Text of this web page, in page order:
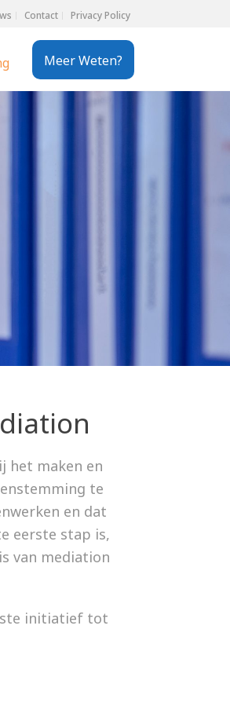
Contact Privacy Policy
Meer Weten?
het maken en
te
en dat
eerste stap is,
van mediation
initiatief tot